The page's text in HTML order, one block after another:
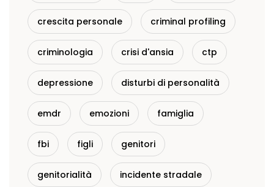
crescita personale criminal profiling
criminologia crisi d'ansia ctp
depressione disturbi di personalità
emdr emozioni famiglia
fbi figli genitori
genitorialità incidente stradale